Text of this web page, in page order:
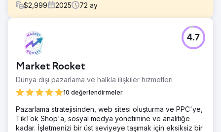
$2,999 2025 72 ay
Meydan Okuma
Müvekkil, bir savunma avukatıydı ve arama motoru
görünürlüğü zayıf olan güncel olmayan bir web sitesine
bulmakta zorluk çekiyordu ve site, güven oluşturmak ve
soruları yönlendirmek için gereken profesyonel tasarım
ve yapıdan yoksundu.
Hukuk pratiğinin güvenilirliğini ve profesyonelliğini
yansıtacak şekilde web sitesini yeniden tasarladık ve hem
kullanıcı deneyimi hem de arama motorları için optimize
Market Rocket
Dünya dışı pazarlama ve halkla ilişkiler hizmetleri
10 değerlendirmeler
4.7
Pazarlama stratejisinden, web sitesi oluşturma ve PPC'ye,
TikTok Shop'a, sosyal medya yönetimine ve analitiğe
kadar. İşletmenizi bir üst seviyeye taşımak için eksiksiz bir